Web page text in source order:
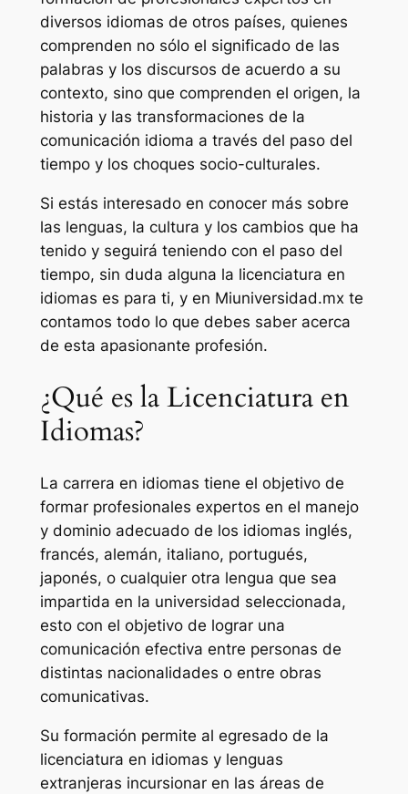
diversos idiomas de otros países, quienes
comprenden no sólo el significado de las
palabras y los discursos de acuerdo a su
contexto, sino que comprenden el origen, la
historia y las transformaciones de la
comunicación idioma a través del paso del
tiempo y los choques socio-culturales.
Si estás interesado en conocer más sobre
las lenguas, la cultura y los cambios que ha
tenido y seguirá teniendo con el paso del
tiempo, sin duda alguna la licenciatura en
idiomas es para ti, y en Miuniversidad.mx te
contamos todo lo que debes saber acerca
de esta apasionante profesión.
¿Qué es la Licenciatura en
Idiomas?
La carrera en idiomas tiene el objetivo de
formar profesionales expertos en el manejo
y dominio adecuado de los idiomas inglés,
francés, alemán, italiano, portugués,
japonés, o cualquier otra lengua que sea
impartida en la universidad seleccionada,
esto con el objetivo de lograr una
comunicación efectiva entre personas de
distintas nacionalidades o entre obras
comunicativas.
Su formación permite al egresado de la
licenciatura en idiomas y lenguas
extranjeras incursionar en las áreas de